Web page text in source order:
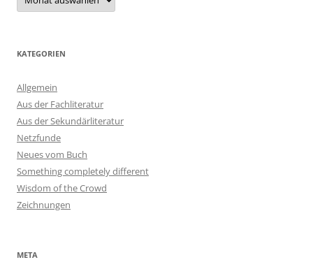
KATEGORIEN
Allgemein
Aus der Fachliteratur
Aus der Sekundärliteratur
Netzfunde
Neues vom Buch
Something completely different
Wisdom of the Crowd
Zeichnungen
META